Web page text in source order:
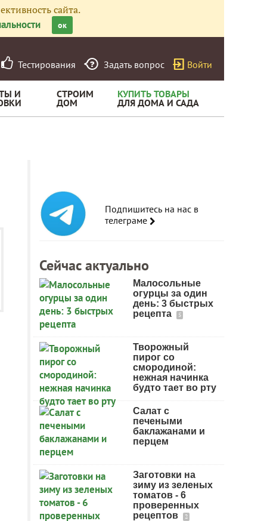
сайта.
ок
Тестирования Задать вопрос Войти
И СТРОИМ
ДОМ
КУПИТЬ ТОВАРЫ
ДЛЯ ДОМА И САДА
Подпишитесь на нас в
телеграме
Сейчас актуально
Малосольные
огурцы за один
день: 3 быстрых
рецепта
5
Творожный
пирог со
смородиной:
нежная начинка
будто тает во рту
Салат с
печеными
баклажанами и
перцем
Заготовки на
зиму из зеленых
томатов - 6
проверенных
рецептов
2